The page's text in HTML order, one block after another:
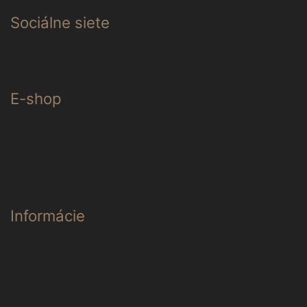
Sociálne siete
E-shop
Informácie